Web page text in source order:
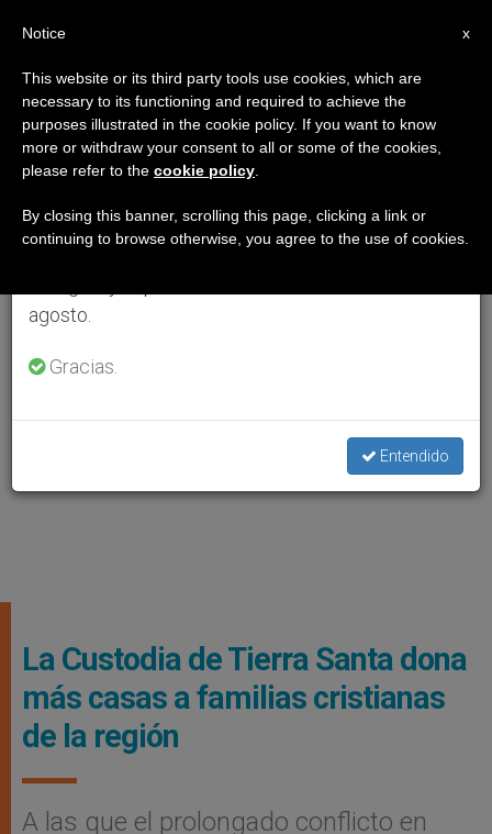
La Custodia de Tierra Santa dona
más casas a familias cristianas
de la región
A las que el prolongado conflicto en
×
Aviso importante
Del 27 de julio al 7 de agosto haremos la pausa
anual, aprovechando que en el periodo de verano
se generan menos informaciones y también el
agosto.
Gracias.
Entendido
x
Notice
This website or its third party tools use cookies, which are
necessary to its functioning and required to achieve the
purposes illustrated in the cookie policy. If you want to know
more or withdraw your consent to all or some of the cookies,
please refer to the cookie policy
By closing this banner, scrolling this page, clicking a link or
continuing to browse otherwise, you agree to the use of cookies.